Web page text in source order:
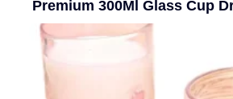
Premium 300Ml Glass Cup